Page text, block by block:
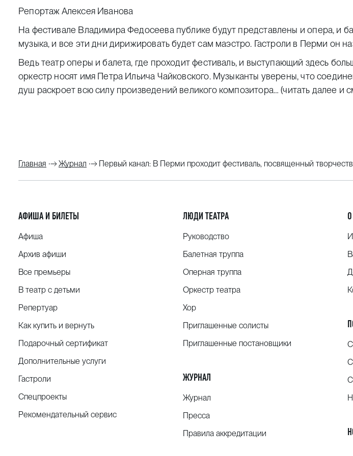
Репортаж Алексея Иванова
На фестивале Владимира Федосеева публике будут представлены и опера, и
музыка, и все эти дни дирижировать будет сам маэстро. Гастроли в Перми он
Ведь театр оперы и балета, где проходит фестиваль, и выступающий здесь
оркестр носят имя Петра Ильича Чайковского. Музыканты уверены, что
душ раскроет всю силу произведений великого композитора…(читать далее и
Главная Журнал Первый канал: В Перми проходит фестиваль, посвященный
АФИША И БИЛЕТЫ
Афиша
Архив афиши
Все премьеры
В театр с детьми
Репертуар
Как купить и вернуть
Подарочный сертификат
Дополнительные услуги
Гастроли
Спецпроекты
Рекомендательный сервис
ЛЮДИ ТЕАТРА
Руководство
Балетная труппа
Оперная труппа
Оркестр театра
Хор
Приглашенные солисты
Приглашенные постановщики
ЖУРНАЛ
Журнал
Пресса
Правила аккредитации